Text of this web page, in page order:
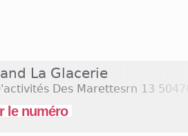
La Glacerie
Des Marettesrn 13
le numéro